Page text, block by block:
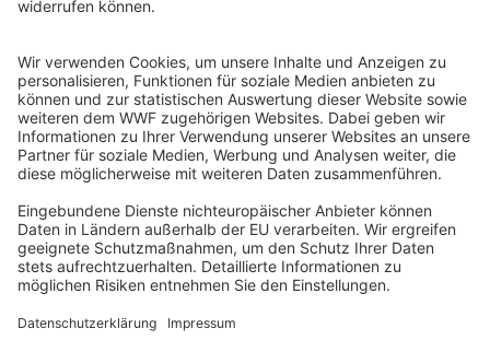
Ihre Spende kann steuerlich geltend gemacht werden
Registriert als Stiftung WWF Deutschland, Senatsverwaltung für
Justiz Berlin, Az: 3416/976/2
Umsatzsteuer-Identifikationsnummer: DE 114236103
Freistellungsbescheid: Als gemeinnützige Körperschaft befreit
von der Körperschaftssteuer gem. §5 I 9 KStg. unter der
Steuernummer 27/641/09321
© WWF Deutschland 2026